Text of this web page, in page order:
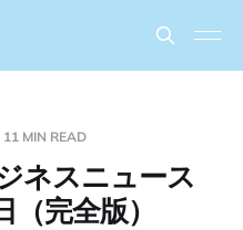
11 MIN READ
ネスニュース
完全版）